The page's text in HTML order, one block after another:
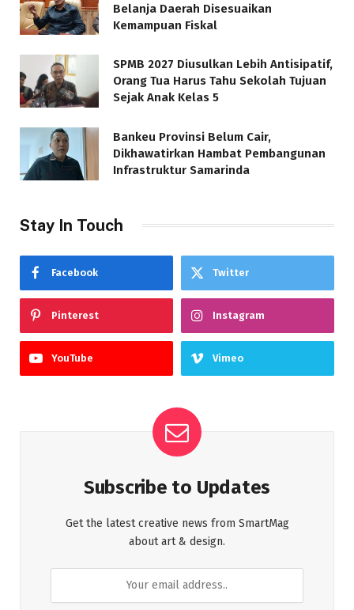
Belanja Daerah Disesuaikan
Kemampuan Fiskal
SPMB 2027 Diusulkan Lebih Antisipatif,
Orang Tua Harus Tahu Sekolah Tujuan
Sejak Anak Kelas 5
Bankeu Provinsi Belum Cair,
Dikhawatirkan Hambat Pembangunan
Infrastruktur Samarinda
Stay In Touch
Facebook Twitter
Pinterest Instagram
YouTube Vimeo
Subscribe to Updates
Get the latest creative news from SmartMag
about art & design.